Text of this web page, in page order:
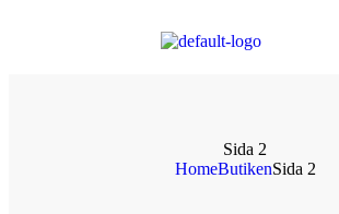
Sida 2
HomeButikenSida 2